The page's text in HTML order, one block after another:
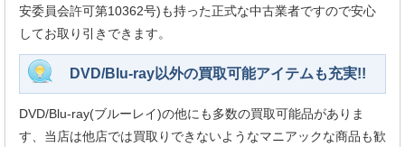
安委員会許可第10362号)も持った正式な中古業者ですので安心
してお取り引きできます。
DVD/Blu-ray以外の買取可能アイテムも充実!!
DVD/Blu-ray(ブルーレイ)の他にも多数の買取可能品がありま
す、当店は他店では買取りできないようなマニアックな商品も歓